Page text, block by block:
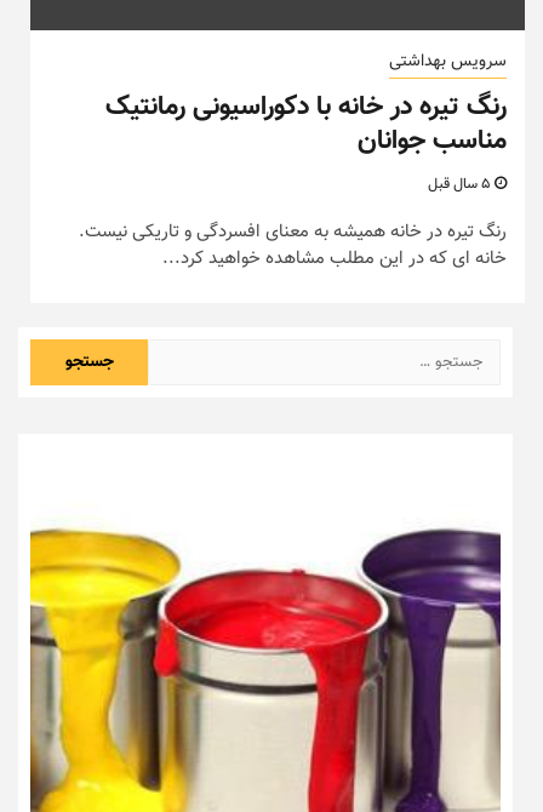
سرویس بهداشتی
رنگ تیره در خانه با دکوراسیونی رمانتیک
مناسب جوانان
رنگ تیره در خانه همیشه به معنای افسردگی و تاریکی نیست.
خانه ای که در این مطلب مشاهده خواهید کرد...
جستجو
برای: